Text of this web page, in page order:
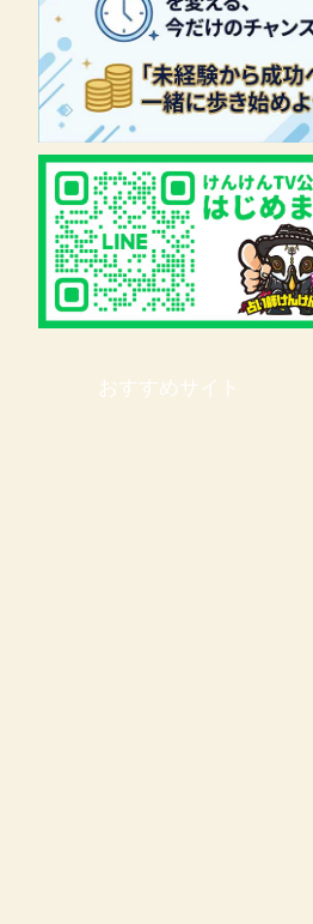
おすすめサイト